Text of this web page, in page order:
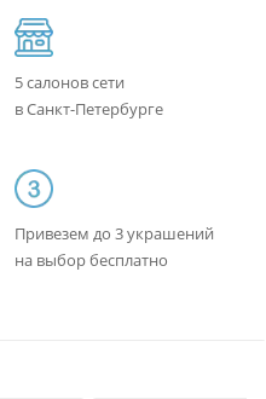
5 салонов сети
в Санкт-Петербурге
Привезем до 3 украшений
на выбор бесплатно